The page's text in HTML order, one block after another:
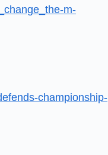
m-
championship-